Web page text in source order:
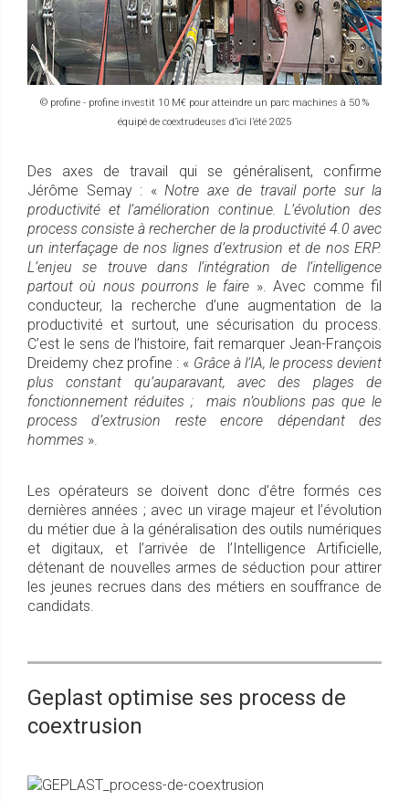
© profine - profine investit 10 M€ pour atteindre un parc machines à 50 %
équipé de coextrudeuses d’ici l’été 2025
Des axes de travail qui se généralisent, confirme
Jérôme Semay : « Notre axe de travail porte sur la
productivité et l’amélioration continue. L’évolution des
process consiste à rechercher de la productivité 4.0 avec
un interfaçage de nos lignes d’extrusion et de nos ERP.
L’enjeu se trouve dans l’intégration de l’intelligence
partout où nous pourrons le faire ». Avec comme fil
conducteur, la recherche d’une augmentation de la
productivité et surtout, une sécurisation du process.
C’est le sens de l’histoire, fait remarquer Jean-François
Dreidemy chez profine : « Grâce à l’IA, le process devient
plus constant qu’auparavant, avec des plages de
fonctionnement réduites ; mais n’oublions pas que le
process d’extrusion reste encore dépendant des
hommes ».
Les opérateurs se doivent donc d’être formés ces
dernières années ; avec un virage majeur et l’évolution
du métier due à la généralisation des outils numériques
et digitaux, et l’arrivée de l’Intelligence Artificielle,
détenant de nouvelles armes de séduction pour attirer
les jeunes recrues dans des métiers en souffrance de
candidats.
Geplast optimise ses process de
coextrusion